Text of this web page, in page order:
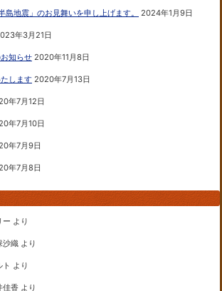
島地震」のお見舞いを申し上げます。 2024年1月9日
年3月21日
知らせ 2020年11月8日
します 2020年7月13日
年7月12日
年7月10日
年7月9日
年7月8日
ー より
沙織 より
ト より
佳香 より